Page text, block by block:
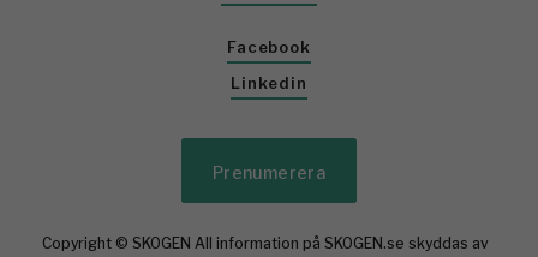
Facebook
Linkedin
Prenumerera
Copyright © SKOGEN All information på SKOGEN.se skyddas av